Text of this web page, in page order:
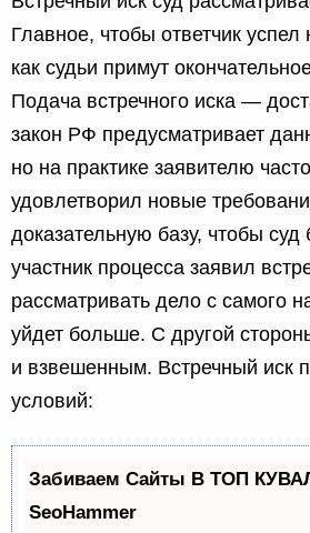
Главное, чтобы ответчик
как судьи примут
Подача встречного иска —
закон РФ предусматривает
но на практике заявителю
удовлетворил новые
доказательную базу, чтобы
участник процесса заявил
рассматривать дело с самого
уйдет больше. С другой
и взвешенным. Встречный иск
условий:
Забиваем Сайты В ТОП
SeoHammer